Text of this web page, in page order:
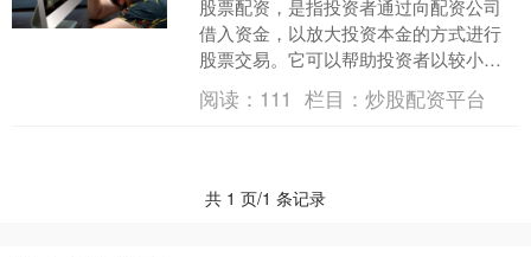
股票配资，是指投资者通过向配资公司
借入资金，以放大投资本金的方式进行
股票交易。它可以帮助投资者以较小的
资金撬动更大的投资空间，从而获得更
高的收益。 3. 交易工....
阅读： 111 栏目：炒股配资平台
共 1 页/1 条记录